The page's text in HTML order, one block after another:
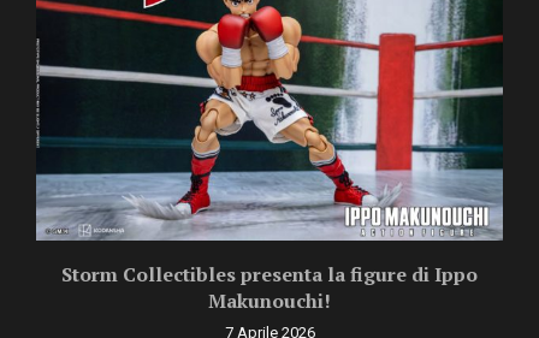
Storm Collectibles presenta la figure di Ippo
Makunouchi!
7 Aprile 2026